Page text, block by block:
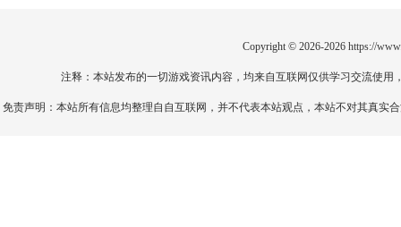
Copyright © 2026-2026 https://
注释：本站发布的一切游戏资讯内容，均来自互联网仅供学习交流使
免责声明：本站所有信息均整理自自互联网，并不代表本站观点，本站不对其真实